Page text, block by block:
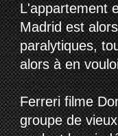
L'appartement
Madrid est
paralytiques,
alors à en
Ferreri filme
groupe de